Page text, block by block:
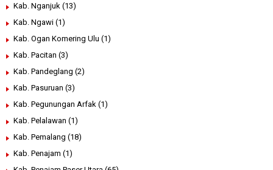
Kab. Nganjuk (13)
Kab. Ngawi (1)
Kab. Ogan Komering Ulu (1)
Kab. Pacitan (3)
Kab. Pandeglang (2)
Kab. Pasuruan (3)
Kab. Pegunungan Arfak (1)
Kab. Pelalawan (1)
Kab. Pemalang (18)
Kab. Penajam (1)